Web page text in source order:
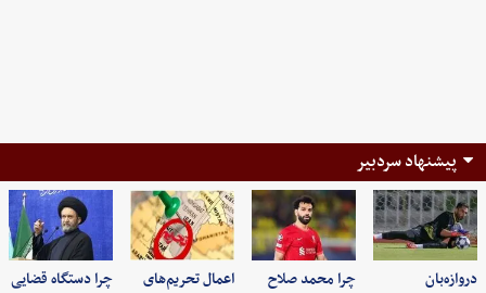
پیشنهاد سردبیر
دروازه‌بان
چرا محمد صلاح
اعمال تحریم‌های
چرا دستگاه قضایی